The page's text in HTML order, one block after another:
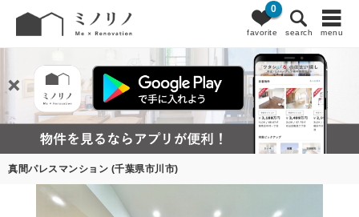
favorite
0
search menu
真間パレスマンション (千葉県市川市)